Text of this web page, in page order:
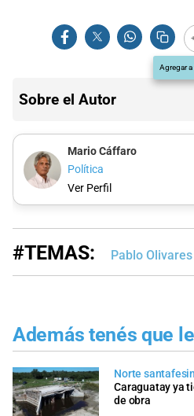
Agregar
Sobre el Autor
Mario Cáffaro
Política
Ver Perfil
#TEMAS: Pablo Olivares
Además tenés que
Norte
Caraguatay ya
de obra